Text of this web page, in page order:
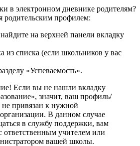
в электронном дневнике родителям?
родительским профилем:
на верхней панели вкладку
из списка (если школьников у вас
«Успеваемость».
Если вы не нашли вкладку
значит, ваш профиль/
привязан к нужной
В данном случае
в службу поддержки, вам
ответственным учителем или
вашей школы.